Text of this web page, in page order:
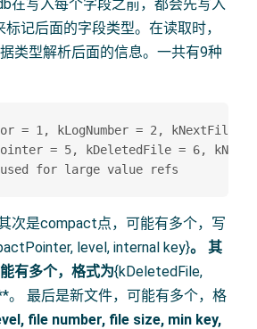
在写入每个字段之前，都会先写入
记后面的字段类型。在读取时，
类型解析后面的信息。一共有9种
= 1, kLogNumber = 2,
= 5, kDeletedFile = 6,
次是compact点，可能有多个，写
level, internal key}。 其
有多个，格式为{kDeletedFile,
。 最后是新文件，可能有多个，格
file number, file size, min key,